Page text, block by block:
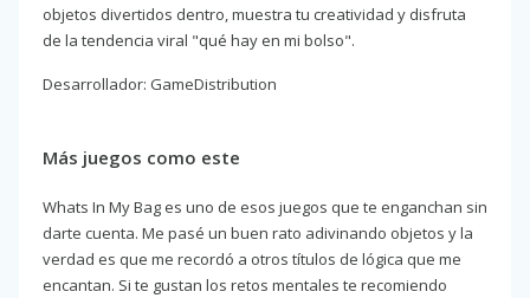
objetos divertidos dentro, muestra tu creatividad y disfruta
de la tendencia viral "qué hay en mi bolso".
Desarrollador: GameDistribution
Más juegos como este
Whats In My Bag es uno de esos juegos que te enganchan sin
darte cuenta. Me pasé un buen rato adivinando objetos y la
verdad es que me recordó a otros títulos de lógica que me
encantan. Si te gustan los retos mentales te recomiendo